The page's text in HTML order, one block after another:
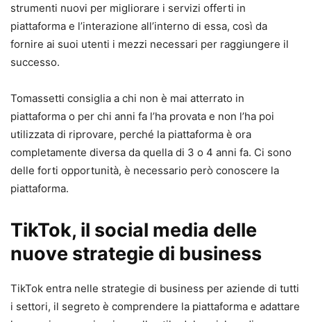
strumenti nuovi per migliorare i servizi offerti in
piattaforma e l’interazione all’interno di essa, così da
fornire ai suoi utenti i mezzi necessari per raggiungere il
successo.
Tomassetti consiglia a chi non è mai atterrato in
piattaforma o per chi anni fa l’ha provata e non l’ha poi
utilizzata di riprovare, perché la piattaforma è ora
completamente diversa da quella di 3 o 4 anni fa. Ci sono
delle forti opportunità, è necessario però conoscere la
piattaforma.
TikTok, il social media delle
nuove strategie di business
TikTok entra nelle strategie di business per aziende di tutti
i settori, il segreto è comprendere la piattaforma e adattare